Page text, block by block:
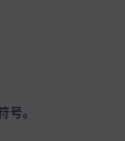
号。